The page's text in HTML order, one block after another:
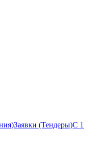
Заявки (Тендеры)С 1